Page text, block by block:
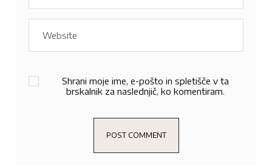
Shrani moje ime, e-pošto in spletišče v ta
brskalnik za naslednjič, ko komentiram.